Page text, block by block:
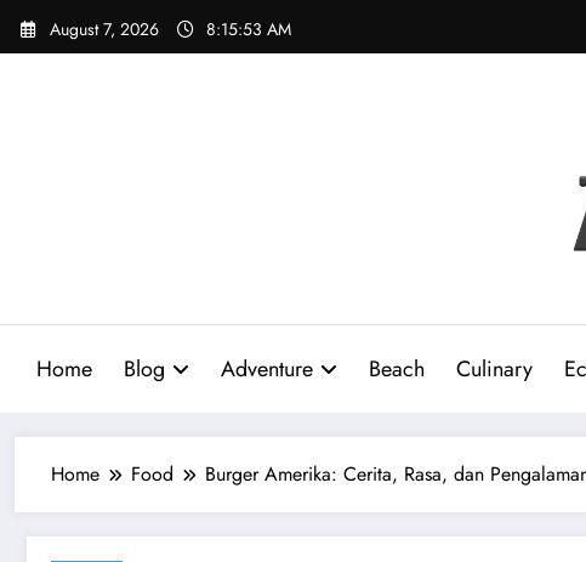
Skip
August 7, 2026 8:15:55 AM
Home Blog Adventure Beach Culinary
Home Food Burger Amerika: Cerita, Rasa, dan